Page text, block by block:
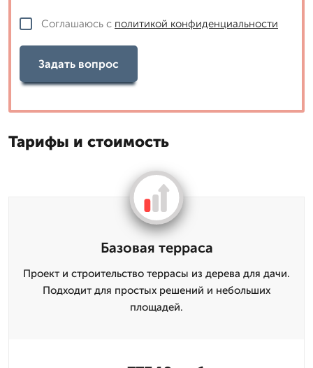
Соглашаюсь с политикой конфиденциальности
Задать вопрос
Тарифы и стоимость
Базовая терраса
Проект и строительство террасы из дерева для дачи.
Подходит для простых решений и небольших
площадей.